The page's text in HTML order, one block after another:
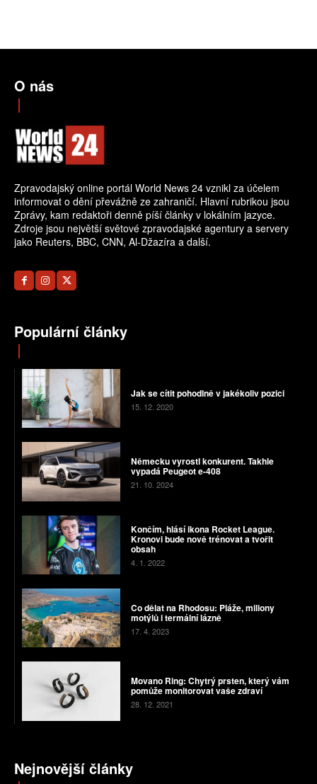
O nás
Zpravodajský online portál World News 24 vznikl za účelem
informovat o dění převážně ze zahraničí. Hlavní rubrikou jsou
Zprávy, kam redaktoři denně píší články v lokálním jazyce.
Zdroje jsou největší světové zpravodajské agentury a servery
jako Reuters, BBC, CNN, Al-Džazíra a další.
Populární články
Jak se cítit pohodlně v jakékoliv pozici
15. 12. 2020
Německu vyrostl konkurent. Takhle
vypadá Peugeot e-408
21. 10. 2024
Končím, hlásí ikona Rocket League.
Kronovi bude nově trénovat a tvořit
obsah
4. 1. 2022
Co dělat na Rhodosu: Pláže, miliony
motýlů i termální lázně
17. 4. 2023
Movano Ring: Chytrý prsten, který vám
pomůže monitorovat vaše zdraví
28. 12. 2021
Nejnovější články